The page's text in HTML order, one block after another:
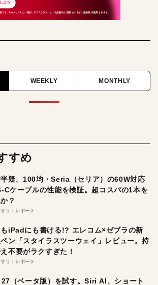
WEEKLY MONTHLY
すめ
疑。100均・Seria（セリア）の60W対応
Cケーブルの性能を検証。超コスパの1本を
？
リ レポート
iPadにも書ける!? エレコム×ゼブラの新
ン「スタイラスツーウェイ」レビュー。持
不要がラクすぎた！
リ レポート
（ベータ版）を試す。Siri AI、ショート